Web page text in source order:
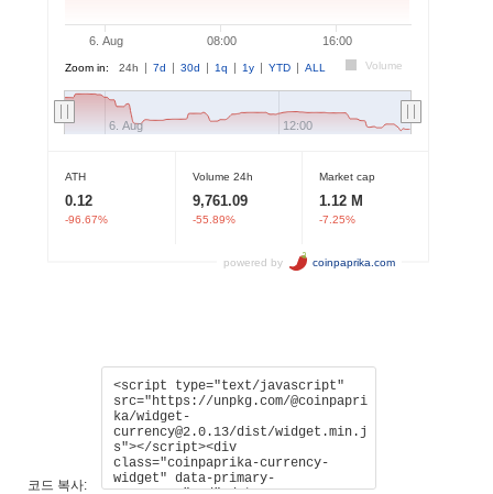
코드 복사: